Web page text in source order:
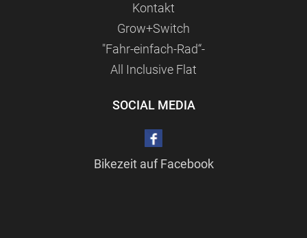
Kontakt
Grow+Switch
"Fahr-einfach-Rad“-
All Inclusive Flat
SOCIAL MEDIA
Bikezeit auf Facebook